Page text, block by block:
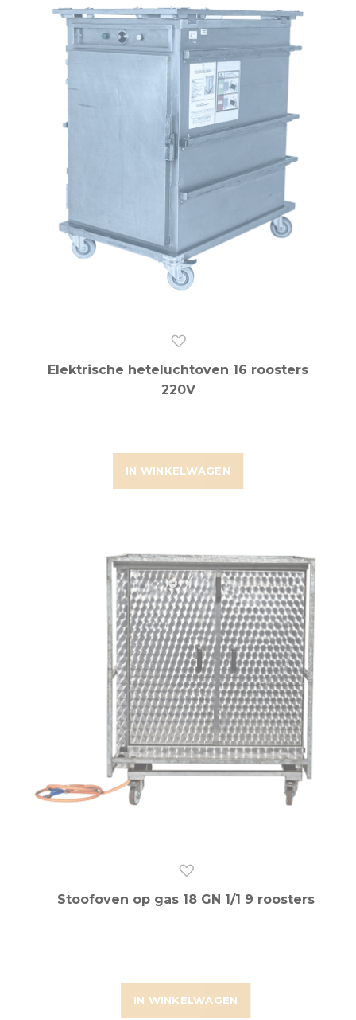
IN WINKELWAGEN
Elektrische heteluchtoven 16 roosters
220V
IN WINKELWAGEN
Stoofoven op gas 18 GN 1/1 9 roosters